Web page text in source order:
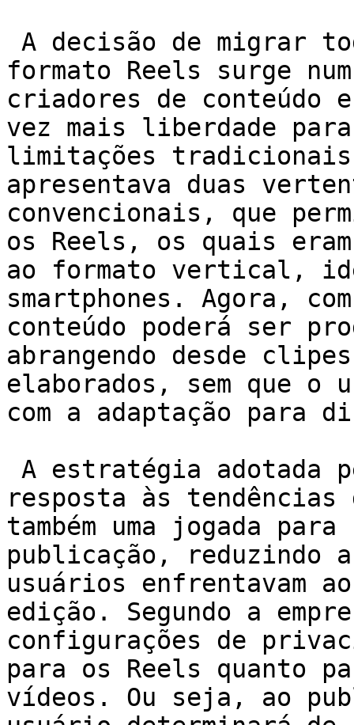
formato Reels surge
criadores de conteúdo
vez mais liberdade
limitações
apresentava duas
convencionais, que
os Reels, os quais
ao formato vertical,
smartphones. Agora,
conteúdo poderá ser
abrangendo desde
elaborados, sem que o
com a adaptação para
resposta às tendências
também uma jogada
publicação, reduzindo
usuários enfrentavam
edição. Segundo a
configurações de
para os Reels quanto
vídeos. Ou seja, ao